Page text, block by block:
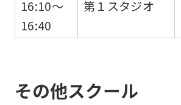
16:10～
16:40
第１スタジオ
その他スクール